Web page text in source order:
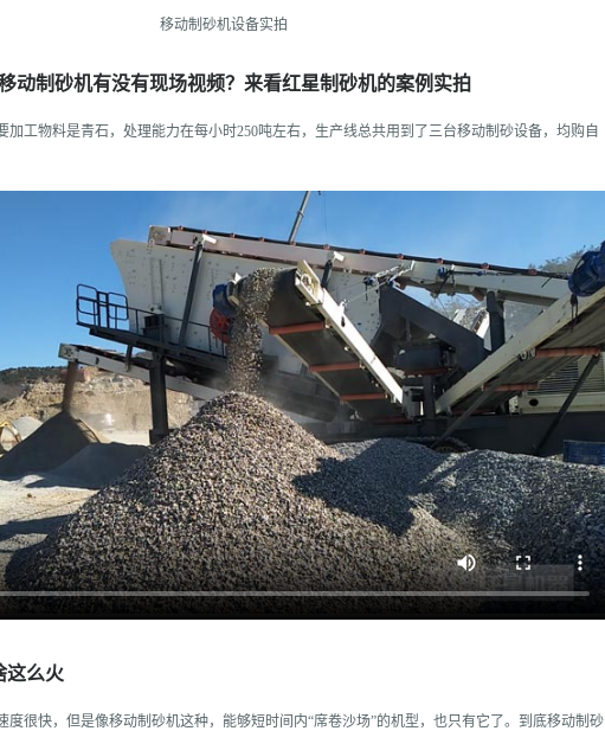
移动制砂机设备实拍
动制砂机有没有现场视频？来看红星制砂机的案例实拍
加工物料是青石，处理能力在每小时250吨左右，生产线总共用到了三台移动制砂设备，均购自
这么火
度很快，但是像移动制砂机这种，能够短时间内“席卷沙场”的机型，也只有它了。 到底移动制砂